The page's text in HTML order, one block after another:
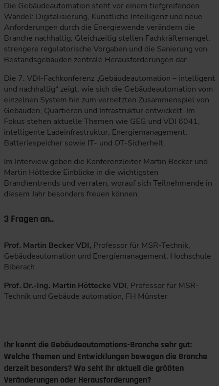
Die Gebäudeautomation steht vor einem tiefgreifenden
Wandel: Digitalisierung, Künstliche Intelligenz und neue
Anforderungen durch die Energiewende verändern die
Branche nachhaltig. Gleichzeitig stellen Fachkräftemangel,
strengere regulatorische Vorgaben und die Sanierung von
Bestandsgebäuden zentrale Herausforderungen dar.
Die 7. VDI-Fachkonferenz „Gebäudeautomation – intelligent
und nachhaltig“ zeigt, wie sich die Gebäudeautomation vom
einzelnen System hin zum vernetzten Zusammenspiel von
Gebäuden, Quartieren und Infrastruktur entwickelt. Im
Fokus stehen aktuelle Themen wie GEG und VDI 6041,
intelligente Ladeinfrastruktur, Energiemanagement,
Batteriespeicher sowie IT- und OT-Sicherheit.
Im Interview geben die Konferenzleiter Martin Becker und
Martin Höttecke Einblicke in die wichtigsten
Branchentrends und verraten, worauf sich Teilnehmende in
diesem Jahr besonders freuen können.
3 Fragen an..
Prof. Martin Becker VDI, Professor für MSR-Technik,
Gebäudeautomation und Energiemanagement, Hochschule
Biberach
Prof. Dr.-Ing. Martin Höttecke VDI, Professor für MSR-
Technik und Gebäude automation, FH Münster
Ihr kennt die Gebäudeautomations-Branche sehr gut:
Welche Themen und Entwicklungen bewegen die Branche
derzeit besonders? Wo seht ihr aktuell die größten
Veränderungen oder Herausforderungen?